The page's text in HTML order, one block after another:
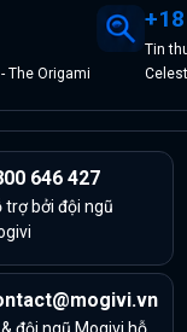
The Origami
+18
Tin
646 427
trợ bởi đội ngũ